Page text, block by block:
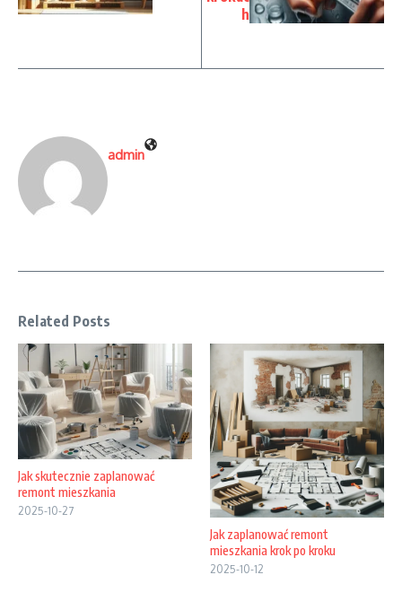
h
admin
Related Posts
Jak skutecznie zaplanować
remont mieszkania
2025-10-27
Jak zaplanować remont
mieszkania krok po kroku
2025-10-12